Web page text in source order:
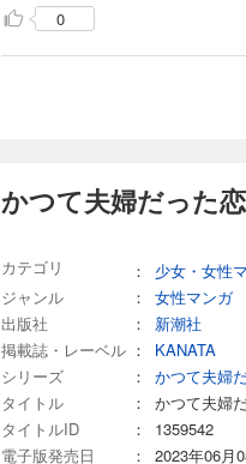
0
かつて夫婦だった
カテゴリ ：
少女・女性
ジャンル
：
女性マンガ
出版社
：
新潮社
掲載誌・レーベル ：
KANATA
シリーズ
：
かつて夫婦
タイトル
：
かつて夫婦
タイトルID
：
1359542
電子版発売日
：
2023年06月